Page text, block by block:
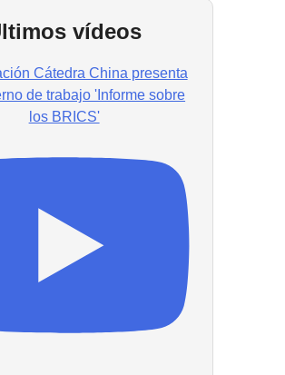
vídeos
Cátedra China presenta
de trabajo 'Informe sobre
los BRICS'